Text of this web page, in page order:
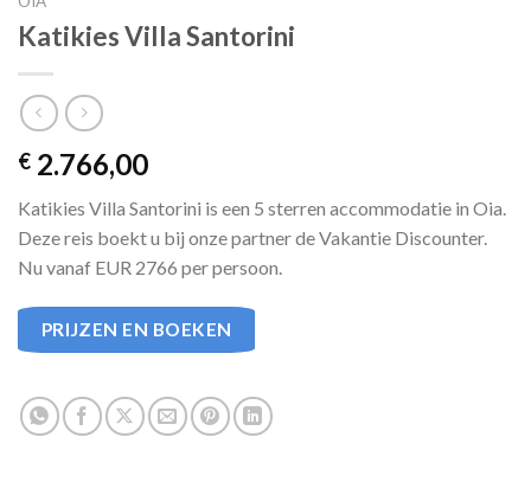
Katikies Villa Santorini
€ 2.766,00
Katikies Villa Santorini is een 5 sterren accommodatie in Oia.
Deze reis boekt u bij onze partner de Vakantie Discounter.
Nu vanaf EUR 2766 per persoon.
PRIJZEN EN BOEKEN